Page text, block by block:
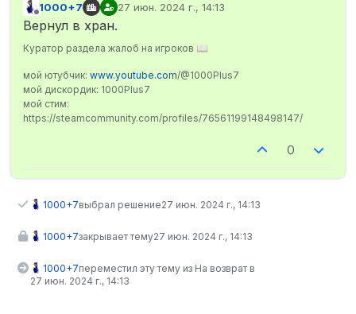
Не в сети
1000+7 27 июн. 2024 г., 14:13
отредактировано
Вернул в хран.
Куратор раздела жалоб на игроков 📖
мой ютубчик: www.youtube.com/@1000Plus7
мой дискордик: 1000Plus7
мой стим:
https://steamcommunity.com/profiles/76561199148498147/
0
1000+7выбрал решение27 июн. 2024 г., 14:13
1000+7закрывает тему27 июн. 2024 г., 14:13
1000+7переместил эту тему из На возврат в
27 июн. 2024 г., 14:13